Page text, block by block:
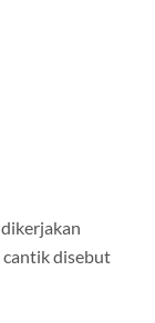
cantik disebut